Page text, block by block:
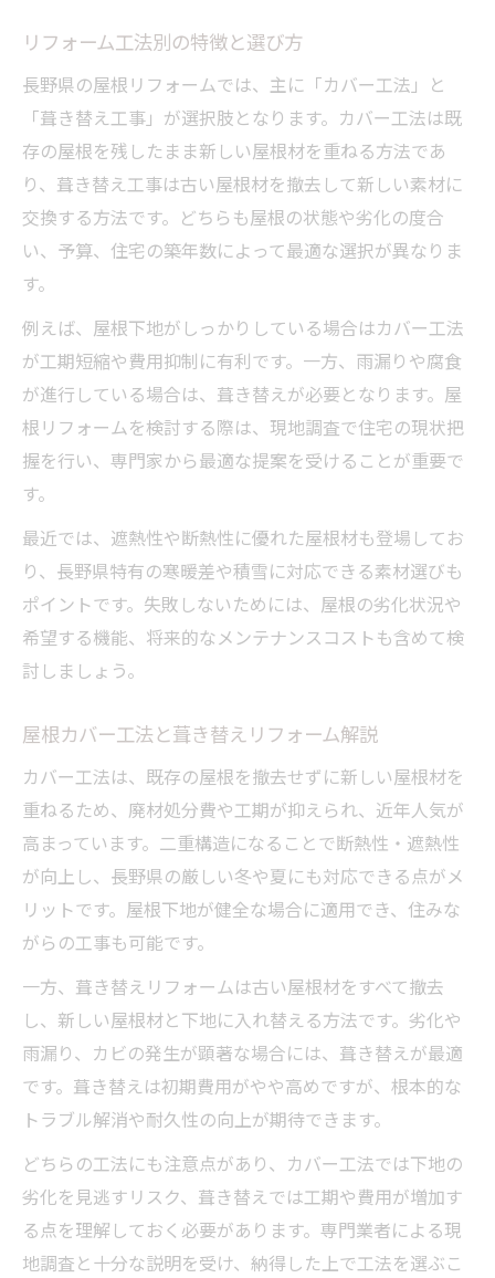
リフォーム工法別の特徴と選び方
長野県の屋根リフォームでは、主に「カバー工法」と
「葺き替え工事」が選択肢となります。カバー工法は既
存の屋根を残したまま新しい屋根材を重ねる方法であ
り、葺き替え工事は古い屋根材を撤去して新しい素材に
交換する方法です。どちらも屋根の状態や劣化の度合
い、予算、住宅の築年数によって最適な選択が異なりま
す。
例えば、屋根下地がしっかりしている場合はカバー工法
が工期短縮や費用抑制に有利です。一方、雨漏りや腐食
が進行している場合は、葺き替えが必要となります。屋
根リフォームを検討する際は、現地調査で住宅の現状把
握を行い、専門家から最適な提案を受けることが重要で
す。
最近では、遮熱性や断熱性に優れた屋根材も登場してお
り、長野県特有の寒暖差や積雪に対応できる素材選びも
ポイントです。失敗しないためには、屋根の劣化状況や
希望する機能、将来的なメンテナンスコストも含めて検
討しましょう。
屋根カバー工法と葺き替えリフォーム解説
カバー工法は、既存の屋根を撤去せずに新しい屋根材を
重ねるため、廃材処分費や工期が抑えられ、近年人気が
高まっています。二重構造になることで断熱性・遮熱性
が向上し、長野県の厳しい冬や夏にも対応できる点がメ
リットです。屋根下地が健全な場合に適用でき、住みな
がらの工事も可能です。
一方、葺き替えリフォームは古い屋根材をすべて撤去
し、新しい屋根材と下地に入れ替える方法です。劣化や
雨漏り、カビの発生が顕著な場合には、葺き替えが最適
です。葺き替えは初期費用がやや高めですが、根本的な
トラブル解消や耐久性の向上が期待できます。
どちらの工法にも注意点があり、カバー工法では下地の
劣化を見逃すリスク、葺き替えでは工期や費用が増加す
る点を理解しておく必要があります。専門業者による現
地調査と十分な説明を受け、納得した上で工法を選ぶこ